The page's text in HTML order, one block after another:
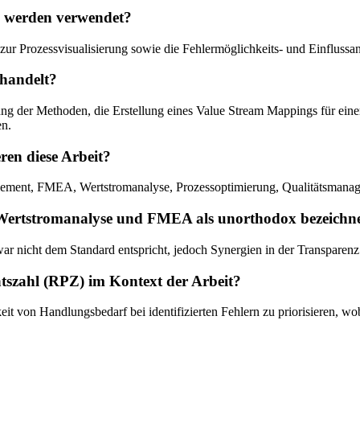
verwendet?
Prozessvisualisierung sowie die Fehlermöglichkeits- und
der Methoden, die Erstellung eines Value Stream Mappings für
diese Arbeit?
FMEA, Wertstromanalyse, Prozessoptimierung,
und FMEA als unorthodox
nicht dem Standard entspricht, jedoch Synergien in der
(RPZ) im Kontext der Arbeit?
von Handlungsbedarf bei identifizierten Fehlern zu priorisieren,